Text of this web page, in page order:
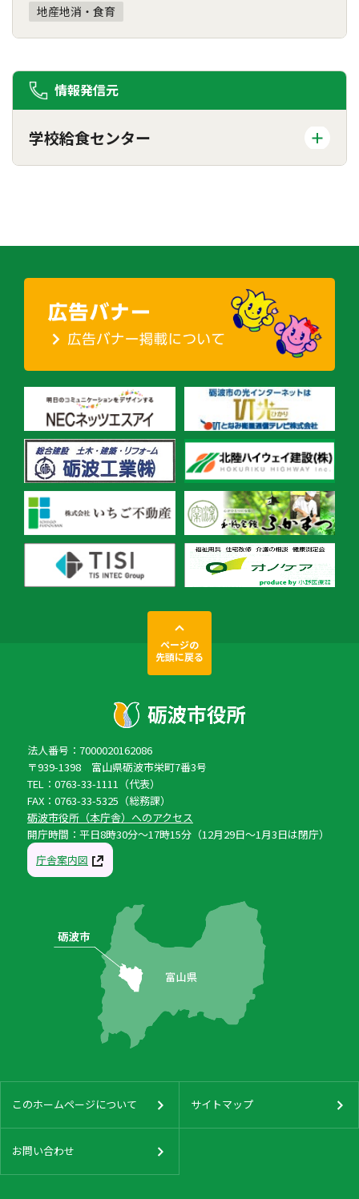
地産地消・食育
情報発信元
学校給食センター
ページの
先頭に戻る
法人番号：7000020162086
〒939-1398 富山県砺波市栄町7番3号
TEL：0763-33-1111（代表）
FAX：0763-33-5325（総務課）
砺波市役所（本庁舎）へのアクセス
開庁時間：平日8時30分〜17時15分（12月29日〜1月3日は閉庁）
庁舎案内図
このホームページについて サイトマップ
お問い合わせ